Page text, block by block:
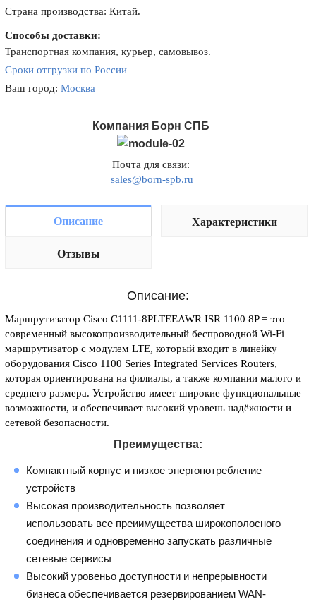
Страна производства: Китай.
Способы доставки:
Транспортная компания, курьер, самовывоз.
Сроки отгрузки по России
Ваш город:Москва
Компания Борн СПБ
Почта для связи:
sales@born-spb.ru
Описание Характеристики
Отзывы
Описание:
Маршрутизатор Cisco C1111-8PLTEEAWR ISR 1100 8P = это
современный высокопроизводительный беспроводной Wi-Fi
маршрутизатор с модулем LTE, который входит в линейку
оборудования Cisco 1100 Series Integrated Services Routers,
которая ориентирована на филиалы, а также компании малого и
среднего размера. Устройство имеет широкие функциональные
возможности, и обеспечивает высокий уровень надёжности и
сетевой безопасности.
Преимущества:
Компактный корпус и низкое энергопотребление
устройств
Высокая производительность позволяет
использовать все преиимущества широкополосного
соединения и одновременно запускать различные
сетевые сервисы
Высокий уровеньо доступности и непрерывности
бизнеса обеспечивается резервированием WAN-